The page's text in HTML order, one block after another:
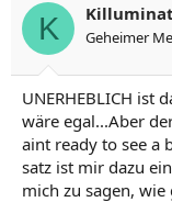
K Geheimer
UNERHEBLICH ist
wäre egal...Aber
aint ready to see a
satz ist mir dazu
mich zu sagen,